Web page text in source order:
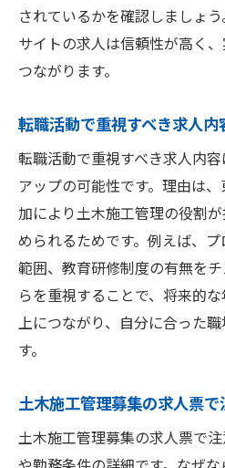
されているかを確認しましょ
サイトの求人は信頼性が高く
つながります。
転職活動で重視すべき求人内
転職活動で重視すべき求人内
アップの可能性です。理由は
加により土木施工管理の役割
められるためです。例えば、
範囲、教育研修制度の有無を
らを重視することで、将来的
上につながり、自分に合った
す。
土木施工管理募集の求人票
土木施工管理募集の求人票で